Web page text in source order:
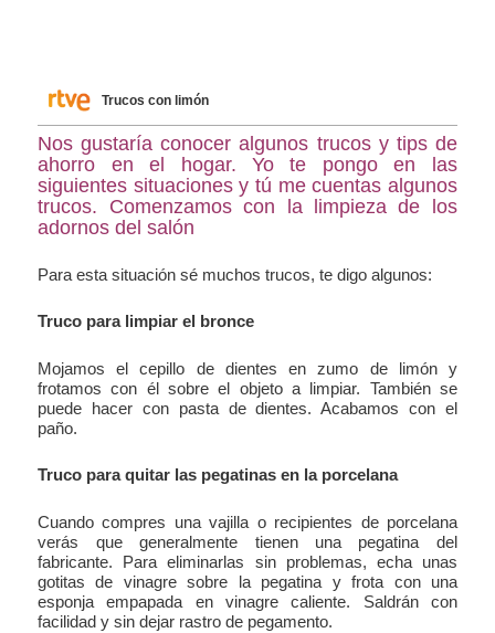
Trucos con limón
Nos gustaría conocer algunos trucos y tips de
ahorro en el hogar. Yo te pongo en las
siguientes situaciones y tú me cuentas algunos
trucos. Comenzamos con la limpieza de los
adornos del salón
Para esta situación sé muchos trucos, te digo algunos:
Truco para limpiar el bronce
Mojamos el cepillo de dientes en zumo de limón y
frotamos con él sobre el objeto a limpiar. También se
puede hacer con pasta de dientes. Acabamos con el
paño.
Truco para quitar las pegatinas en la porcelana
Cuando compres una vajilla o recipientes de porcelana
verás que generalmente tienen una pegatina del
fabricante. Para eliminarlas sin problemas, echa unas
gotitas de vinagre sobre la pegatina y frota con una
esponja empapada en vinagre caliente. Saldrán con
facilidad y sin dejar rastro de pegamento.